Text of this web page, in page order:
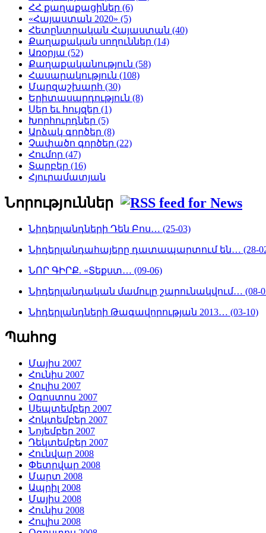
ՀՀ քաղաքացիներ (6)
«Հայաստան 2020» (5)
Հետընտրական Հայաստան (40)
Քաղաքական սողուններ (14)
Առօրյա (52)
Քաղաքականություն (58)
Հասարակություն (108)
Մարզաշխարհ (30)
Երիտասարդություն (8)
Սեր եւ հույզեր (1)
Խորհուրդներ (5)
Արձակ գործեր (8)
Չափածո գործեր (22)
Հումոր (47)
Տարբեր (16)
Հյուրամատյան
Նորություններ
Նիդերլանդների Դեն Բոս… (25-03)
Նիդերլանդահայերը դատապարտում են… (28-
ՆՈՐ ԳԻՐՔ. «Տեքստ… (09-06)
Նիդերլանդական մամուլը շարունակվում… (08-
Նիդերլանդների Թագավորության 2013… (03-10)
Պահոց
Մայիս 2007
Հունիս 2007
Հուլիս 2007
Օգոստոս 2007
Սեպտեմբեր 2007
Հոկտեմբեր 2007
Նոյեմբեր 2007
Դեկտեմբեր 2007
Հունվար 2008
Փետրվար 2008
Մարտ 2008
Ապրիլ 2008
Մայիս 2008
Հունիս 2008
Հուլիս 2008